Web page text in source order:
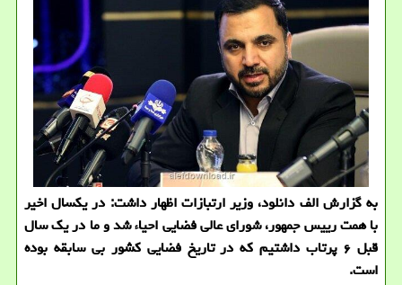
به گزارش الف دانلود، وزیر ارتبازات اظهار داشت: در یکسال اخیر
با همت رییس جمهور، شورای عالی فضایی احیاء شد و ما در یک سال
قبل ۶ پرتاب داشتیم که در تاریخ فضایی کشور بی سابقه بوده
است.